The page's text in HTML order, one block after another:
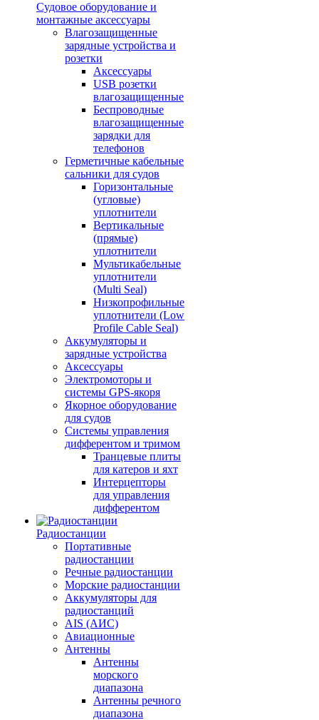
Судовое оборудование и
монтажные аксессуары
Влагозащищенные
зарядные устройства и
розетки
Аксессуары
USB розетки
влагозащищенные
Беспроводные
влагозащищенные
зарядки для
телефонов
Герметичные кабельные
сальники для судов
Горизонтальные
(угловые)
уплотнители
Вертикальные
(прямые)
уплотнители
Мультикабельные
уплотнители
(Multi Seal)
Низкопрофильные
уплотнители (Low
Profile Cable Seal)
Аккумуляторы и
зарядные устройства
Аксессуары
Электромоторы и
системы GPS-якоря
Якорное оборудование
для судов
Системы управления
дифферентом и тримом
Транцевые плиты
для катеров и яхт
Интерцепторы
для управления
дифферентом
Радиостанции
Портативные
радиостанции
Речные радиостанции
Морские радиостанции
Аккумуляторы для
радиостанций
AIS (АИС)
Авиационные
Антенны
Антенны
морского
диапазона
Антенны речного
диапазона